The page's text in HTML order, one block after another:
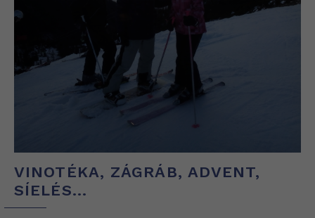
VINOTÉKA, ZÁGRÁB, ADVENT,
SÍELÉS…